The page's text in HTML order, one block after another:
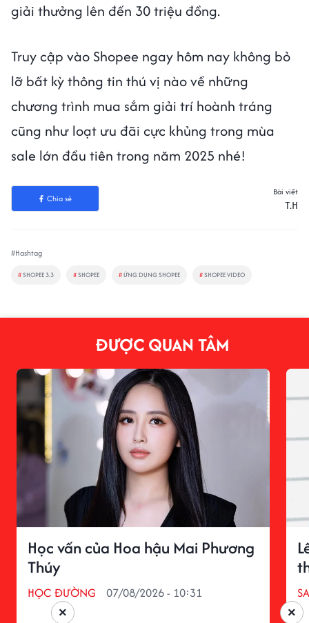
giải thưởng lên đến 30 triệu đồng.
Truy cập vào Shopee ngay hôm nay không bỏ
lỡ bất kỳ thông tin thú vị nào về những
chương trình mua sắm giải trí hoành tráng
cũng như loạt ưu đãi cực khủng trong mùa
sale lớn đầu tiên trong năm 2025 nhé!
Chia sẻ
Bài viết
T.H
#Hashtag
#SHOPEE 3.3 #SHOPEE #ỨNG DỤNG SHOPEE #SHOPEE VIDEO
ĐƯỢC QUAN TÂM
Học vấn của Hoa hậu Mai Phương
Thúy
HỌC ĐƯỜNG 07/08/2026 - 10:31
×
×